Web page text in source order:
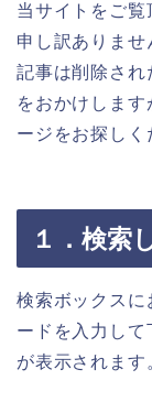
当サイトをご覧
申し訳ありませ
記事は削除され
をおかけしま
ージをお探しく
１．検索
検索ボックスに
ードを入力して
が表示されます